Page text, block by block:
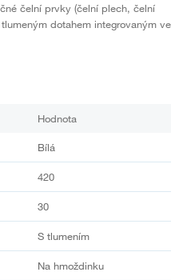
čelní prvky (čelní plech, čelní
dotahem integrovaným ve
Hodnota
Bílá
420
30
S tlumením
Na hmoždinku